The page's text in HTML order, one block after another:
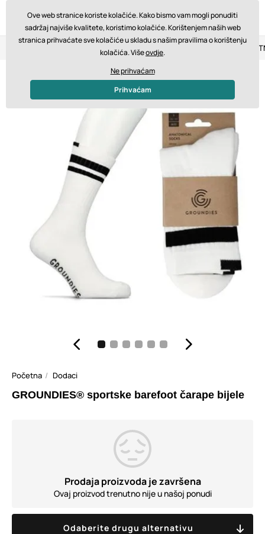
Povrat u roku od 14 dana Brza dostava od 200 €
Početna Dodaci
GROUNDIES® sportske barefoot čarape bijele
Prodaja proizvoda je završena
Ovaj proizvod trenutno nije u našoj ponudi
Odaberite drugu alternativu
Ove web stranice koriste kolačiće. Kako bismo vam mogli ponuditi
sadržaj najviše kvalitete, koristimo kolačiće. Korištenjem naših web
stranica prihvaćate sve kolačiće u skladu s našim pravilima o korištenju
kolačića. Višeovdje.
Ne prihvaćam
Prihvaćam